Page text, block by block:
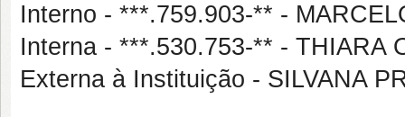
Interno - ***.759.903-** -
Interna - ***.530.753-** - THIARA
Externa à Instituição - SILVANA